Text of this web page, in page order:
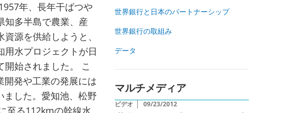
年、長年干ばつや
知多半島で農業、産
源を供給しようと、
用水プロジェクトが日
開始されました。 こ
発や工業の発展には
した。愛知池、松野
至る112kmの幹線水
世界銀行と日本のパートナーシップ
世界銀行の取組み
データ
マルチメディア
ビデオ 09/23/2012